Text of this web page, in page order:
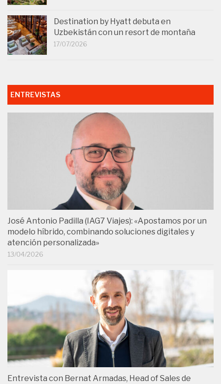
Destination by Hyatt debuta en
Uzbekistán con un resort de montaña
17/07/2026
ENTREVISTAS
José Antonio Padilla (IAG7 Viajes): «Apostamos por un
modelo híbrido, combinando soluciones digitales y
atención personalizada»
13/04/2026
Entrevista con Bernat Armadas, Head of Sales de